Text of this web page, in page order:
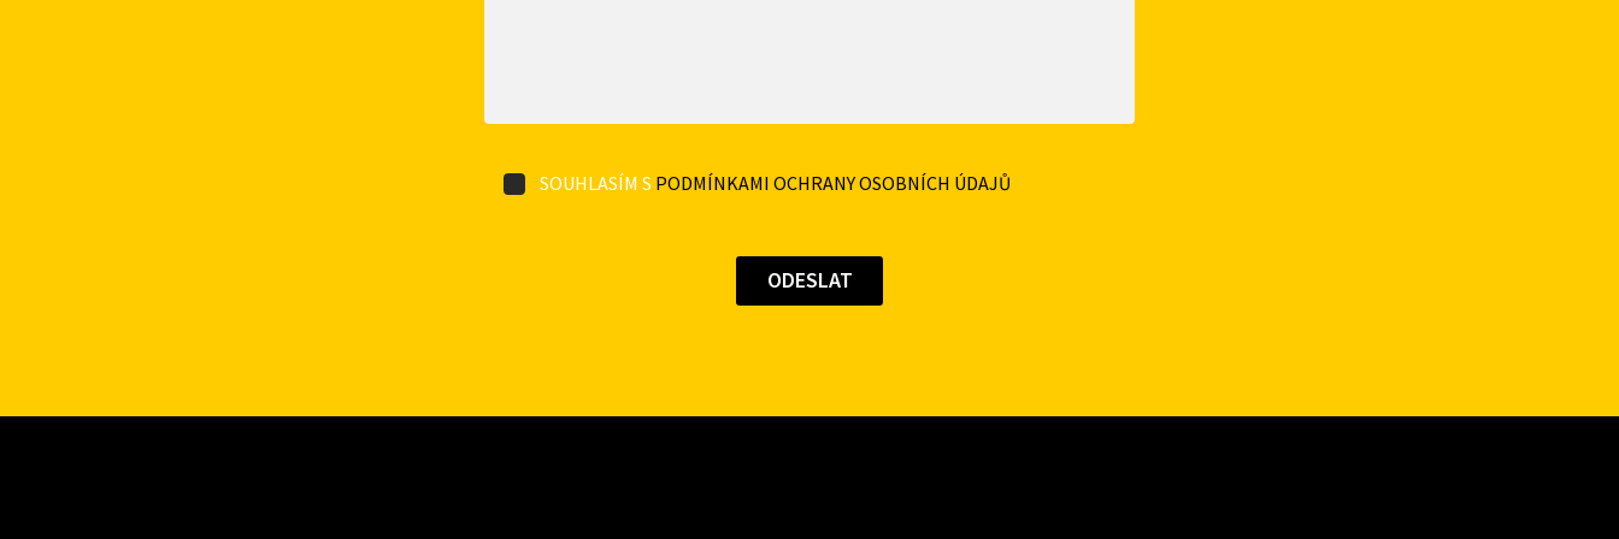
SOUHLASÍM S PODMÍNKAMI OCHRANY OSOBNÍCH ÚDAJŮ